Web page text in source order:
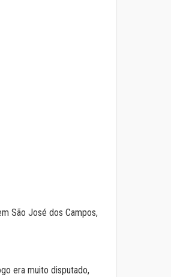
São José dos Campos,
era muito disputado,